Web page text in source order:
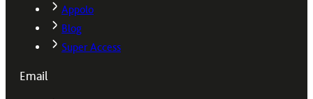
Appolo
Blog
Super Access
Email